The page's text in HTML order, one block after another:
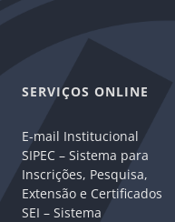
SERVIÇOS ONLINE
E-mail Institucional
SIPEC – Sistema para
Inscrições, Pesquisa,
Extensão e Certificados
SEI – Sistema